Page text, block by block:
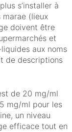
s’installer à
(lieux
doivent être
et
aux noms
de descriptions
de 20 mg/ml
mg/ml pour les
un niveau
efficace tout en